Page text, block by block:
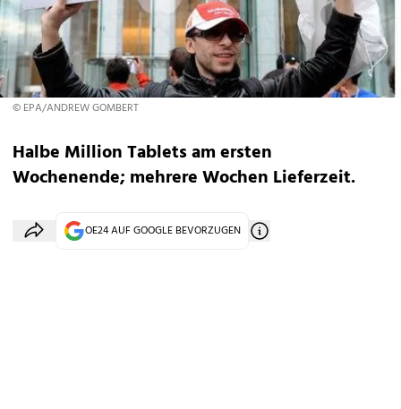
© EPA/ANDREW GOMBERT
Halbe Million Tablets am ersten
Wochenende; mehrere Wochen Lieferzeit.
OE24 AUF GOOGLE BEVORZUGEN